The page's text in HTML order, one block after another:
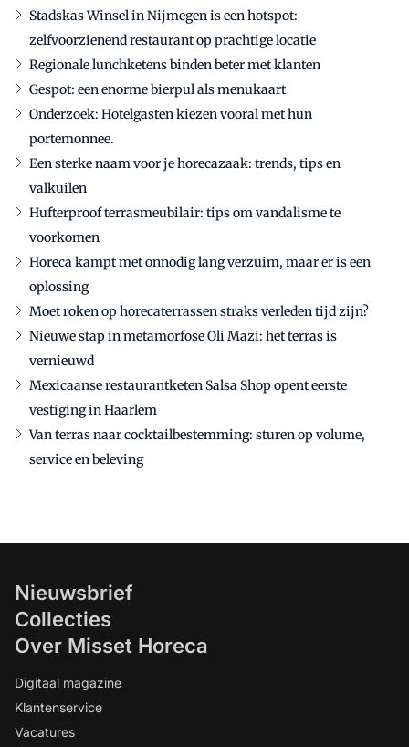
Stadskas Winsel in Nijmegen is een hotspot:
zelfvoorzienend restaurant op prachtige locatie
Regionale lunchketens binden beter met klanten
Gespot: een enorme bierpul als menukaart
Onderzoek: Hotelgasten kiezen vooral met hun
portemonnee.
Een sterke naam voor je horecazaak: trends, tips en
valkuilen
Hufterproof terrasmeubilair: tips om vandalisme te
voorkomen
Horeca kampt met onnodig lang verzuim, maar er is een
oplossing
Moet roken op horecaterrassen straks verleden tijd zijn?
Nieuwe stap in metamorfose Oli Mazi: het terras is
vernieuwd
Mexicaanse restaurantketen Salsa Shop opent eerste
vestiging in Haarlem
Van terras naar cocktailbestemming: sturen op volume,
service en beleving
Nieuwsbrief
Collecties
Over Misset Horeca
Digitaal magazine
Klantenservice
Vacatures